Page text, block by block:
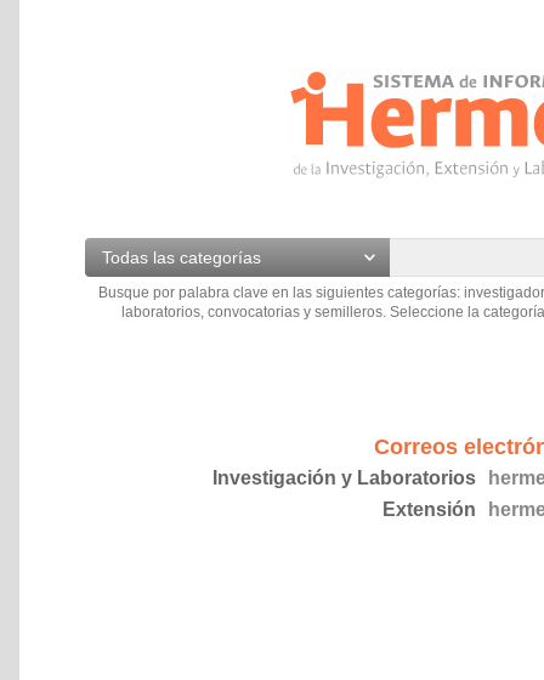
Todas las categorías
Busque por palabra clave en las siguientes categorías:
laboratorios, convocatorias y semilleros. Seleccione la
Correos
Investigación y Laboratorios
Extensión